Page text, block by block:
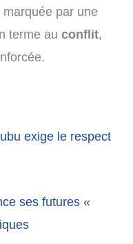
marquée par une
terme au conflit,
exige le respect
ses futures «